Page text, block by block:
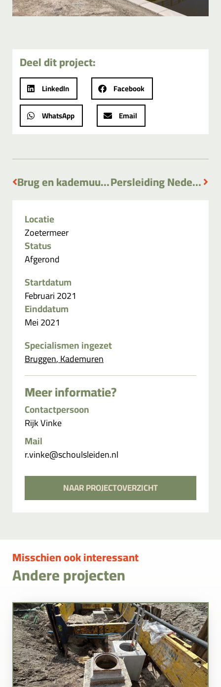
Deel dit project:
LinkedIn
Facebook
WhatsApp
Email
Brug en kademuur Tappersheul Persleiding Nederhorst den Berg
Locatie
Zoetermeer
Status
Afgerond
Startdatum
Februari 2021
Einddatum
Mei 2021
Specialismen ingezet
Bruggen,Kademuren
Meer informatie?
Contactpersoon
Rijk Vinke
Mail
r.vinke@schoulsleiden.nl
NAAR PROJECTOVERZICHT
Misschien ook interessant
Andere projecten